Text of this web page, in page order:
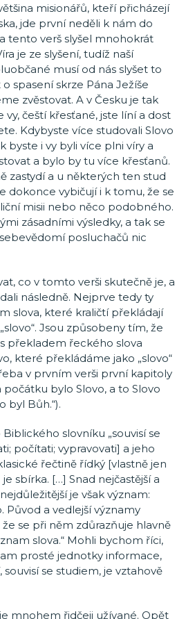
misionářů, kteří přicházejí
jde první neděli k nám do
tento verš slyšel mnohokrát
je ze slyšení, tudíž naší
musí od nás slyšet to
spasení skrze Pána Ježíše
zvěstovat. A v Česku je tak
čeští křesťané, jste líní a dost
Kdybyste více studovali Slovo
byste i vy byli více plni víry a
a bylo by tu více křesťanů.
zastydí a u některých ten stud
dokonce vybičují i k tomu, že se
misii nebo něco podobného.
zásadními výsledky, a tak se
posluchačů nic
co v tomto verši skutečně je, a
následně. Nejprve tedy ty
slova, které kraličtí překládají
Jsou způsobeny tím, že
překladem řeckého slova
které překládáme jako „slovo“
v prvním verši první kapitoly
počátku bylo Slovo, a to Slovo
byl Bůh.“).
slovníku „souvisí se
počítati; vypravovati] a jeho
řečtině řídký [vlastně jen
sbírka. […] Snad nejčastější a
je však význam:
Původ a vedlejší významy
se při něm zdůrazňuje hlavně
slova.“ Mohli bychom říci,
prosté jednotky informace,
se studiem, je vztahově
mnohem řidčeji užívané. Opět